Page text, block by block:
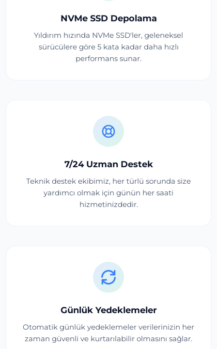
NVMe SSD Depolama
Yıldırım hızında NVMe SSD'ler, geleneksel
sürücülere göre 5 kata kadar daha hızlı
performans sunar.
7/24 Uzman Destek
Teknik destek ekibimiz, her türlü sorunda size
yardımcı olmak için günün her saati
hizmetinizdedir.
Günlük Yedeklemeler
Otomatik günlük yedeklemeler verilerinizin her
zaman güvenli ve kurtarılabilir olmasını sağlar.